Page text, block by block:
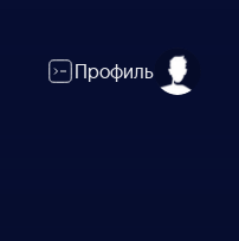
Профиль